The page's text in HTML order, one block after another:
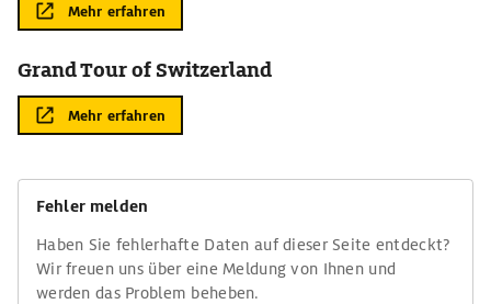
Mehr erfahren
Grand Tour of Switzerland
Mehr erfahren
Fehler melden
Haben Sie fehlerhafte Daten auf dieser Seite entdeckt?
Wir freuen uns über eine Meldung von Ihnen und
werden das Problem beheben.